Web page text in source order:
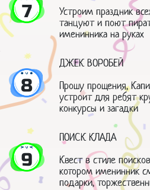
7
Устроим праздник
танцуют и поют
именинника на руках
8
ДЖЕК ВОРОБЕЙ
Прошу прощения,
устроит для ребят
конкурсы и загадки
9
ПОИСК КЛАДА
Квест в стиле
котором именинник
подарки,